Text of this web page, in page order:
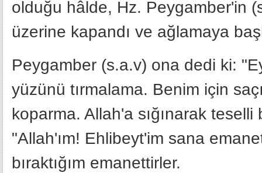
olduğu hâlde, Hz. Peygamber'in
üzerine kapandı ve ağlamaya
Peygamber (s.a.v) ona dedi ki:
yüzünü tırmalama. Benim için
koparma. Allah'a sığınarak
"Allah'ım! Ehlibeyt'im sana
bıraktığım emanettirler.